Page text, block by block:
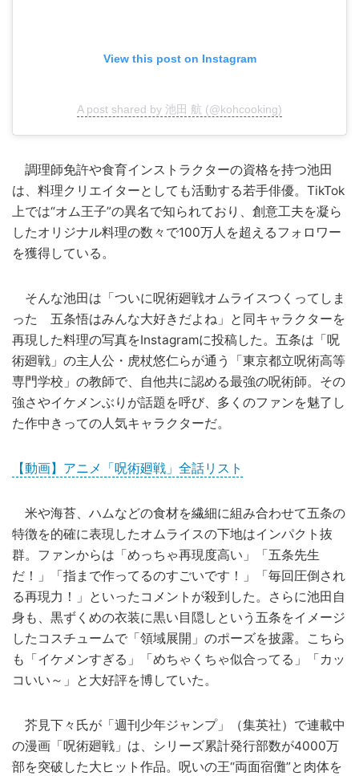
View this post on Instagram
A post shared by 池田 航 (@kohcooking)
調理師免許や食育インストラクターの資格を持つ池田
は、料理クリエイターとしても活動する若手俳優。TikTok
上では“オム王子”の異名で知られており、創意工夫を凝ら
したオリジナル料理の数々で100万人を超えるフォロワー
を獲得している。
そんな池田は「ついに呪術廻戦オムライスつくってしま
った 五条悟はみんな大好きだよね」と同キャラクターを
再現した料理の写真をInstagramに投稿した。五条は「呪
術廻戦」の主人公・虎杖悠仁らが通う「東京都立呪術高等
専門学校」の教師で、自他共に認める最強の呪術師。その
強さやイケメンぶりが話題を呼び、多くのファンを魅了し
た作中きっての人気キャラクターだ。
【動画】アニメ「呪術廻戦」全話リスト
米や海苔、ハムなどの食材を繊細に組み合わせて五条の
特徴を的確に表現したオムライスの下地はインパクト抜
群。ファンからは「めっちゃ再現度高い」「五条先生
だ！」「指まで作ってるのすごいです！」「毎回圧倒され
る再現力！」といったコメントが殺到した。さらに池田自
身も、黒ずくめの衣装に黒い目隠しという五条をイメージ
したコスチュームで「領域展開」のポーズを披露。こちら
も「イケメンすぎる」「めちゃくちゃ似合ってる」「カッ
コいい～」と大好評を博していた。
芥見下々氏が「週刊少年ジャンプ」（集英社）で連載中
の漫画「呪術廻戦」は、シリーズ累計発行部数が4000万
部を突破した大ヒット作品。呪いの王“両面宿儺”と肉体を